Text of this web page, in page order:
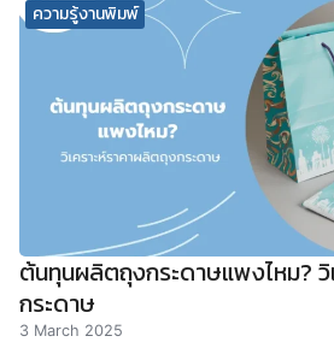
ความรู้งานพิมพ์
ต้นทุนผลิตถุงกระดาษแพงไหม? วิ
กระดาษ
3 March 2025